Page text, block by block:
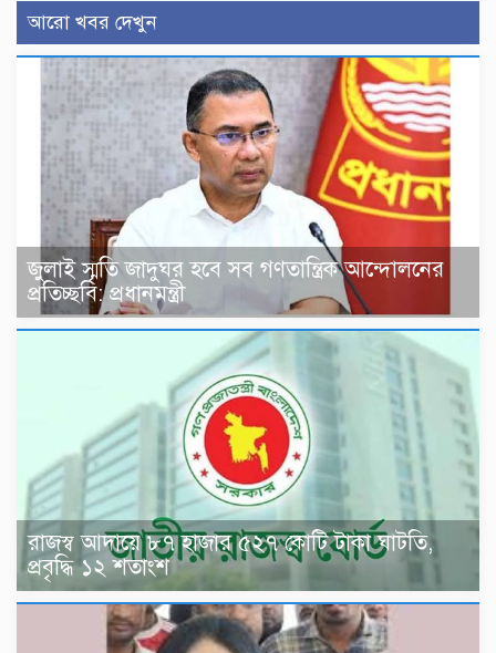
আরো খবর দেখুন
জুলাই স্মৃতি জাদুঘর হবে সব গণতান্ত্রিক আন্দোলনের
প্রতিচ্ছবি: প্রধানমন্ত্রী
রাজস্ব আদায়ে ৮৭ হাজার ৫২৭ কোটি টাকা ঘাটতি,
প্রবৃদ্ধি ১২ শতাংশ